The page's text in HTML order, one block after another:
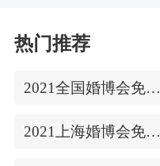
热门推荐
2021全国婚博会免费门票
2021上海婚博会免费门票